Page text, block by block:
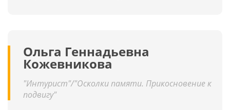
Ольга Геннадьевна
Кожевникова
"Интурист"/"Осколки памяти. Прикосновение к
подвигу"